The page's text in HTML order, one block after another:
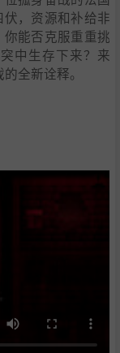
，资源和补给非
能否克服重重挑
中生存下来？来
全新诠释。